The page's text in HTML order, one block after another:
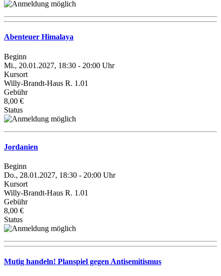
Abenteuer Himalaya
Beginn
Mi., 20.01.2027, 18:30 - 20:00 Uhr
Kursort
Willy-Brandt-Haus R. 1.01
Gebühr
8,00 €
Status
Jordanien
Beginn
Do., 28.01.2027, 18:30 - 20:00 Uhr
Kursort
Willy-Brandt-Haus R. 1.01
Gebühr
8,00 €
Status
Mutig handeln! Planspiel gegen Antisemitismus